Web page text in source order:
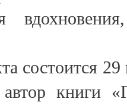
состоится
автор книги